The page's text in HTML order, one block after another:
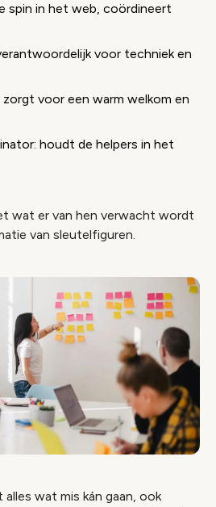
spin in het web, coördineert
voor techniek en
voor een warm welkom en
houdt de helpers in het
wat er van hen verwacht wordt
van sleutelfiguren.
alles wat mis kán gaan, ook